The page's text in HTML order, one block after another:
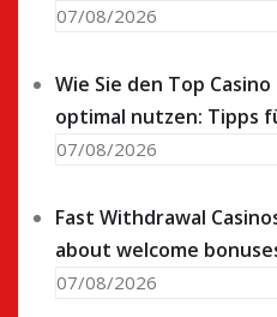
07/08/2026
Wie Sie den Top
optimal nutzen: Tipps
07/08/2026
Fast Withdrawal
about welcome
07/08/2026